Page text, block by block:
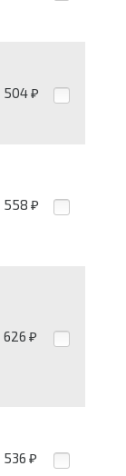
504 ₽
558 ₽
626 ₽
536 ₽